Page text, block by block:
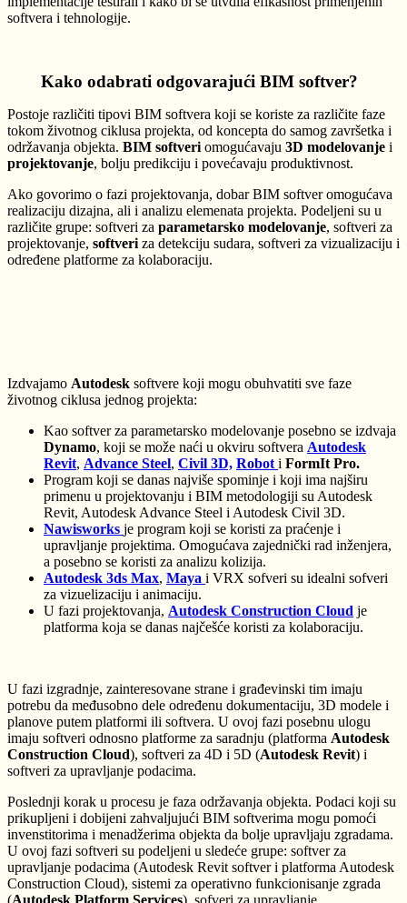
softvera i tehnologije.
Kako odabrati odgovarajući BIM softver?
Postoje različiti tipovi BIM softvera koji se koriste za različite faze
tokom životnog ciklusa projekta, od koncepta do samog završetka i
održavanja objekta. BIM softveri omogućavaju 3D modelovanje i
projektovanje, bolju predikciju i povećavaju produktivnost.
Ako govorimo o fazi projektovanja, dobar BIM softver omogućava
realizaciju dizajna, ali i analizu elemenata projekta. Podeljeni su u
različite grupe: softveri za parametarsko modelovanje, softveri za
projektovanje, softveri za detekciju sudara, softveri za vizualizaciju i
određene platforme za kolaboraciju.
Izdvajamo Autodesk softvere koji mogu obuhvatiti sve faze
životnog ciklusa jednog projekta:
Kao softver za parametarsko modelovanje posebno se izdvaja
Dynamo, koji se može naći u okviru softvera Autodesk
Revit, Advance Steel, Civil 3D, Robot i FormIt Pro.
Program koji se danas najviše spominje i koji ima najširu
primenu u projektovanju i BIM metodologiji su Autodesk
Revit, Autodesk Advance Steel i Autodesk Civil 3D.
Nawisworks je program koji se koristi za praćenje i
upravljanje projektima. Omogućava zajednički rad inženjera,
a posebno se koristi za analizu kolizija.
Autodesk 3ds Max, Maya i VRX sofveri su idealni sofveri
za vizuelizaciju i animaciju.
U fazi projektovanja, Autodesk Construction Cloud je
platforma koja se danas najčešće koristi za kolaboraciju.
U fazi izgradnje, zainteresovane strane i građevinski tim imaju
potrebu da međusobno dele određenu dokumentaciju, 3D modele i
planove putem platformi ili softvera. U ovoj fazi posebnu ulogu
imaju softveri odnosno platforme za saradnju (platforma Autodesk
Construction Cloud), softveri za 4D i 5D (Autodesk Revit) i
softveri za upravljanje podacima.
Poslednji korak u procesu je faza održavanja objekta. Podaci koji su
prikupljeni i dobijeni zahvaljujući BIM softverima mogu pomoći
invenstitorima i menadžerima objekta da bolje upravljaju zgradama.
U ovoj fazi softveri su podeljeni u sledeće grupe: softver za
upravljanje podacima (Autodesk Revit softver i platforma Autodesk
Construction Cloud), sistemi za operativno funkcionisanje zgrada
(Autodesk Platform Services), sofveri za upravljanje